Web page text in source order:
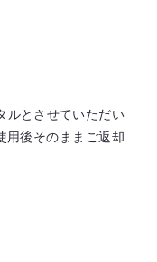
ルとさせていただい
用後そのままご返却